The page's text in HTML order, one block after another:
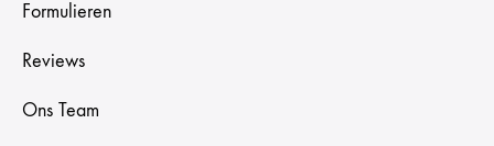
Formulieren
Reviews
Ons Team